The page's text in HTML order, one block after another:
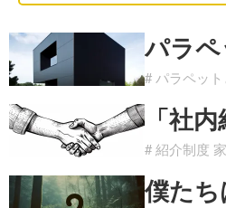
パラ
# パラペッ
「社
# 紹介制度
僕た